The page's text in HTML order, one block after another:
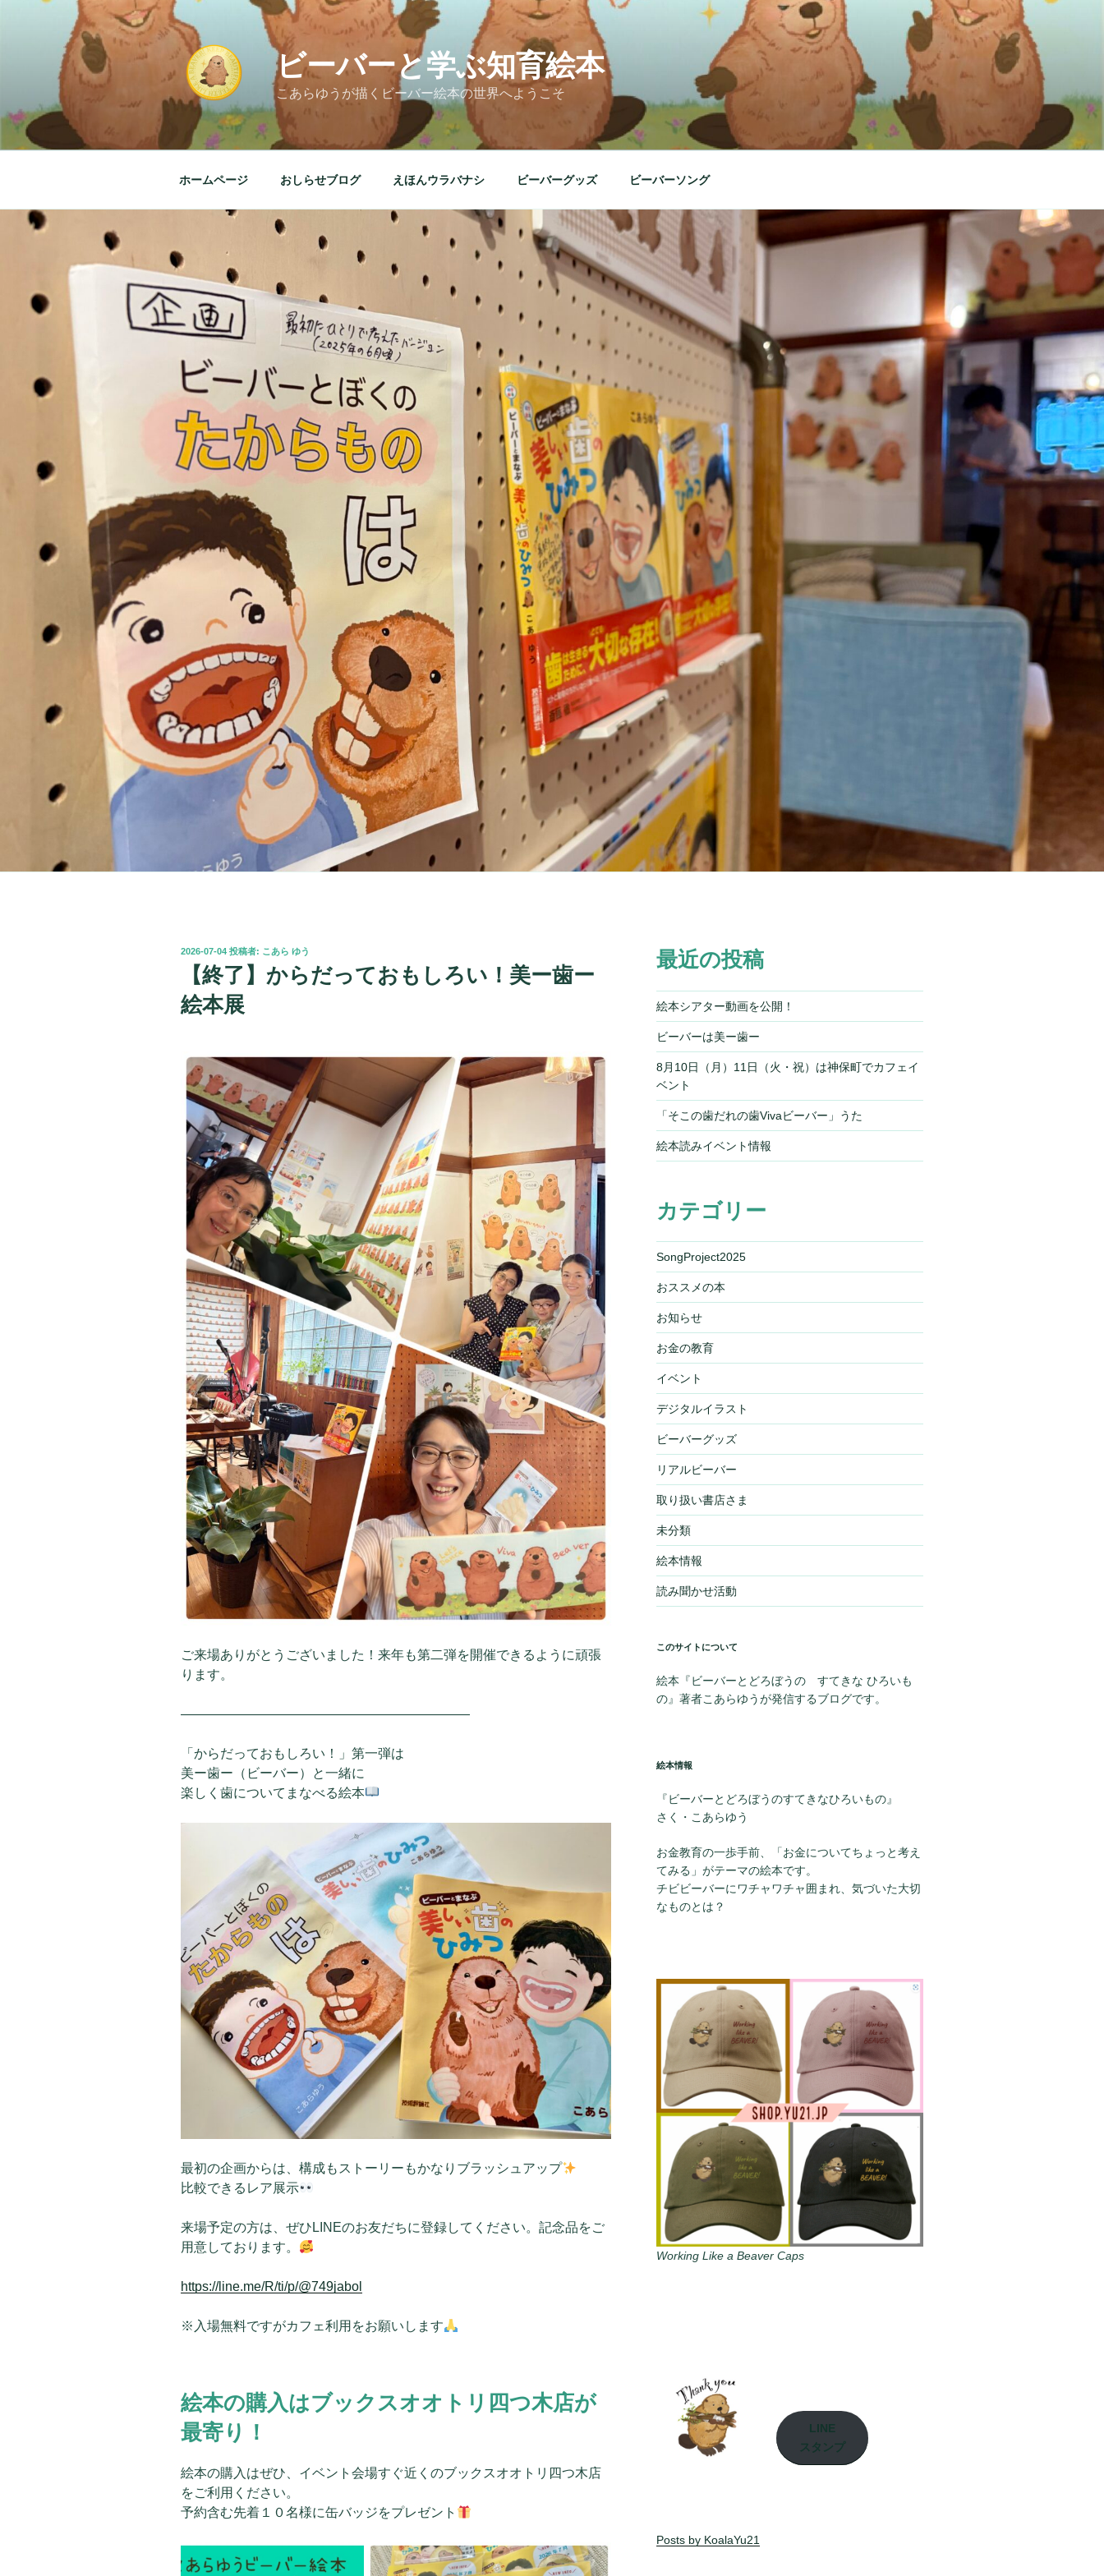
キ
ビーバーと学ぶ知育絵本
こあらゆうが描くビーバー絵本の世界へようこそ
ホームページ おしらせブログ えほんウラバナシ ビーバーグッズ ビーバーソング
投
2026-07-04 投稿者: こあら ゆう
【終了】からだっておもしろい！美ー歯ー
絵本展
ご来場ありがとうございました！来年も第二弾を開催できるように頑張
ります。
——————————————————————
「からだっておもしろい！」第一弾は
美ー歯ー（ビーバー）と一緒に
楽しく歯についてまなべる絵本
最初の企画からは、構成もストーリーもかなりブラッシュアップ
比較できるレア展示
来場予定の方は、ぜひLINEのお友だちに登録してください。記念品をご
用意しております。
https://line.me/R/ti/p/@749jabol
※入場無料ですがカフェ利用をお願いします
絵本の購入はブックスオオトリ四つ木店が
最寄り！
絵本の購入はぜひ、イベント会場すぐ近くのブックスオオトリ四つ木店
をご利用ください。
予約含む先着１０名様に缶バッジをプレゼント
最近の投稿
絵本シアター動画を公開！
ビーバーは美ー歯ー
8月10日（月）11日（火・祝）は神保町でカフェイ
ベント
「そこの歯だれの歯Vivaビーバー」うた
絵本読みイベント情報
カテゴリー
SongProject2025
おススメの本
お知らせ
お金の教育
イベント
デジタルイラスト
ビーバーグッズ
リアルビーバー
取り扱い書店さま
未分類
絵本情報
読み聞かせ活動
このサイトについて
絵本『ビーバーとどろぼうの すてきな ひろいも
の』著者こあらゆうが発信するブログです。
絵本情報
『ビーバーとどろぼうのすてきなひろいもの』
さく・こあらゆう
お金教育の一歩手前、「お金についてちょっと考え
てみる」がテーマの絵本です。
チビビーバーにワチャワチャ囲まれ、気づいた大切
なものとは？
Working Like a Beaver Caps
LINE
スタンプ
Posts by KoalaYu21